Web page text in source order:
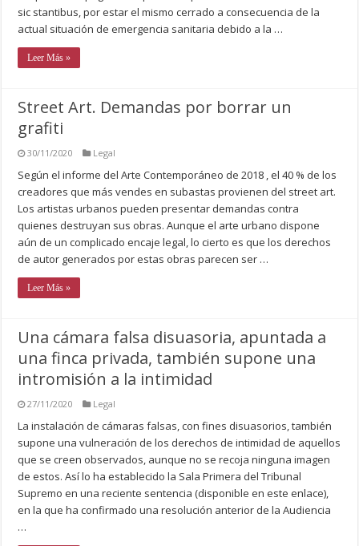
sic stantibus, por estar el mismo cerrado a consecuencia de la
actual situación de emergencia sanitaria debido a la …
Leer Más »
Street Art. Demandas por borrar un
grafiti
30/11/2020 Legal
Según el informe del Arte Contemporáneo de 2018 , el 40 % de los
creadores que más vendes en subastas provienen del street art.
Los artistas urbanos pueden presentar demandas contra
quienes destruyan sus obras. Aunque el arte urbano dispone
aún de un complicado encaje legal, lo cierto es que los derechos
de autor generados por estas obras parecen ser …
Leer Más »
Una cámara falsa disuasoria, apuntada a
una finca privada, también supone una
intromisión a la intimidad
27/11/2020 Legal
La instalación de cámaras falsas, con fines disuasorios, también
supone una vulneración de los derechos de intimidad de aquellos
que se creen observados, aunque no se recoja ninguna imagen
de estos. Así lo ha establecido la Sala Primera del Tribunal
Supremo en una reciente sentencia (disponible en este enlace),
en la que ha confirmado una resolución anterior de la Audiencia
…